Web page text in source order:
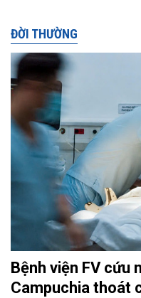
ĐỜI THƯỜNG
Bệnh viện FV cứu
Campuchia thoát